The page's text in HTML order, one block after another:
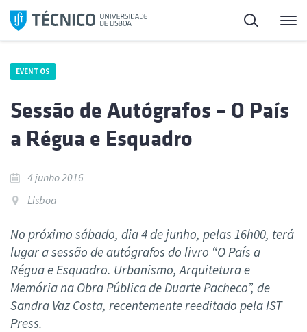
Saltar
para
Pesquisa
EVENTOS
Sessão de Autógrafos – O País
a Régua e Esquadro
4 junho 2016
Lisboa
No próximo sábado, dia 4 de junho, pelas 16h00, terá
lugar a sessão de autógrafos do livro “O País a
Régua e Esquadro. Urbanismo, Arquitetura e
Memória na Obra Pública de Duarte Pacheco”, de
Sandra Vaz Costa, recentemente reeditado pela IST
Press.